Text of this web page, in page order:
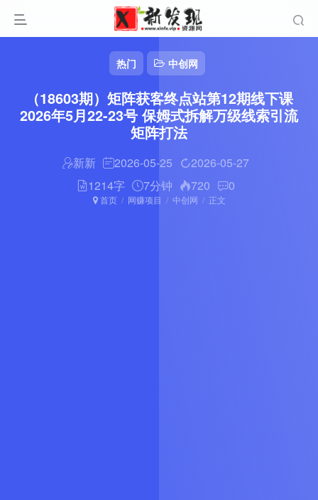
热门 中创网
（18603期）矩阵获客终点站第12期线下课
2026年5月22-23号 保姆式拆解万级线索引流
矩阵打法
新新 2026-05-25
2026-05-27
1214字
7分钟 720 0
首页 网赚项目 中创网 正文